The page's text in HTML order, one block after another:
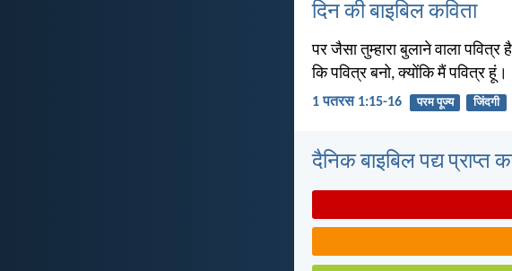
दिन की बाइबिल कविता
पर जैसा तुम्हारा बुलाने वाला
कि पवित्र बनो, क्योंकि मैं पवित्र हूं।
1 पतरस 1:15-16 परम पूज्य जिंदगी
दैनिक बाइबिल पद्य प्राप्त